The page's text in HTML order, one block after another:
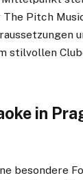
The Pitch
stilvollen
in
besondere